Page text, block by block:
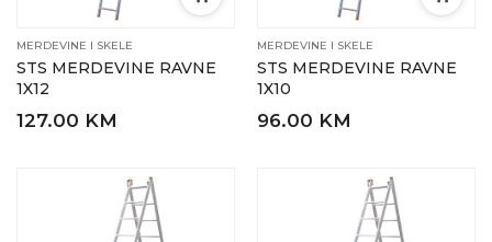
MERDEVINE I SKELE
STS MERDEVINE RAVNE
1X12
127.00 KM
MERDEVINE I SKELE
STS MERDEVINE RAVNE
1X10
96.00 KM